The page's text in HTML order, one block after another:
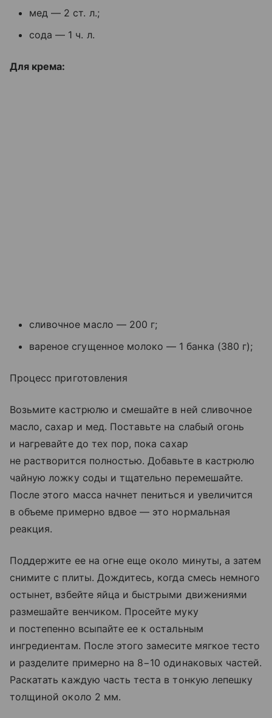
мед — 2 ст. л.;
сода — 1 ч. л.
Для крема:
сливочное масло — 200 г;
вареное сгущенное молоко — 1 банка (380 г);
Процесс приготовления
Возьмите кастрюлю и смешайте в ней сливочное
масло, сахар и мед. Поставьте на слабый огонь
и нагревайте до тех пор, пока сахар
не растворится полностью. Добавьте в кастрюлю
чайную ложку соды и тщательно перемешайте.
После этого масса начнет пениться и увеличится
в объеме примерно вдвое — это нормальная
реакция.
Поддержите ее на огне еще около минуты, а затем
снимите с плиты. Дождитесь, когда смесь немного
остынет, взбейте яйца и быстрыми движениями
размешайте венчиком. Просейте муку
и постепенно всыпайте ее к остальным
ингредиентам. После этого замесите мягкое тесто
и разделите примерно на 8−10 одинаковых частей.
Раскатать каждую часть теста в тонкую лепешку
толщиной около 2 мм.